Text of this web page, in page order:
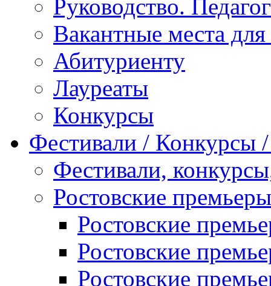
Руководство.
Вакантные места
Абитуриенту
Лауреаты
Конкурсы
Фестивали / Конкурсы
Фестивали,
Ростовские премьеры
Ростовские
Ростовские
Ростовские